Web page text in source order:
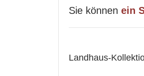
Sie können ein
Landhaus-